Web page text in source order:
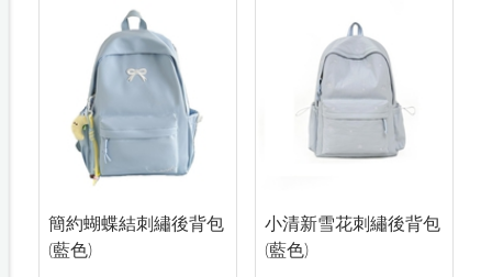
簡約蝴蝶結刺繡後背包
(藍色)
小清新雪花刺繡後背包
(藍色)